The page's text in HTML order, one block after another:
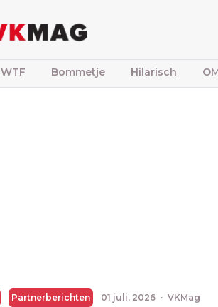
WTF Bommetje Hilarisch
Partnerberichten 01 juli, 2026 · VKMag